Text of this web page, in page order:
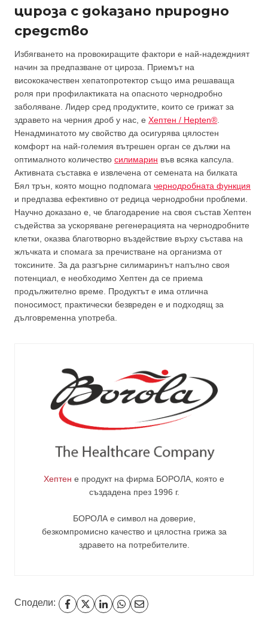
цироза с доказано природно
средство
Избягването на провокиращите фактори е най-надеждният
начин за предпазване от цироза. Приемът на
висококачествен хепатопротектор също има решаваща
роля при профилактиката на опасното чернодробно
заболяване. Лидер сред продуктите, които се грижат за
здравето на черния дроб у нас, е Хептен / Hepten®
Ненадминатото му свойство да осигурява цялостен
комфорт на най-големия вътрешен орган се дължи на
оптималното количество силимарин във всяка капсула.
Активната съставка е извлечена от семената на билката
Бял трън, която мощно подпомага чернодробната функция
и предпазва ефективно от редица чернодробни проблеми.
Научно доказано е, че благодарение на своя състав Хептен
съдейства за ускоряване регенерацията на чернодробните
клетки, оказва благотворно въздействие върху състава на
жлъчката и спомага за пречистване на организма от
токсините. За да разгърне силимаринът напълно своя
потенциал, е необходимо Хептен да се приема
продължително време. Продуктът е има отлична
поносимост, практически безвреден е и подходящ за
дълговременна употреба.
Хептен е продукт на фирма БОРОЛА , която е
създадена през 1996 г.
БОРОЛА е символ на доверие,
безкомпромисно качество и цялостна грижа за
здравето на потребителите
Сподели: